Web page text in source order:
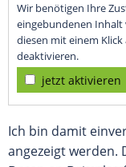
Wir benötigen Ihre
eingebundenen Inhalt
diesen mit einem
deaktivieren.
jetzt aktivieren
Ich bin damit
angezeigt werden.